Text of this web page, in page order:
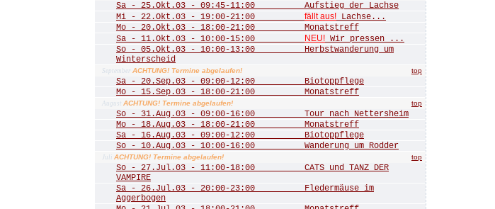
Sa - 25.Okt.03 - 09:45-11:00 Aufstieg der Lachse
Mi - 22.Okt.03 - 19:00-21:00 fällt aus! Lachse...
Mo - 20.Okt.03 - 18:00-21:00 Monatstreff
Sa - 11.Okt.03 - 10:00-15:00
NEU! Wir pressen ...
So - 05.Okt.03 - 10:00-13:00 Herbstwanderung um
Winterscheid
September ACHTUNG! Termine abgelaufen! top
Sa - 20.Sep.03 - 09:00-12:00 Biotoppflege
Mo - 15.Sep.03 - 18:00-21:00 Monatstreff
August ACHTUNG! Termine abgelaufen! top
So - 31.Aug.03 - 09:00-16:00 Tour nach Nettersheim
Mo - 18.Aug.03 - 18:00-21:00 Monatstreff
Sa - 16.Aug.03 - 09:00-12:00 Biotoppflege
So - 10.Aug.03 - 10:00-16:00 Wanderung um Rodder
Juli ACHTUNG! Termine abgelaufen! top
So - 27.Jul.03 - 11:00-18:00 CATS und TANZ DER
VAMPIRE
Sa - 26.Jul.03 - 20:00-23:00 Fledermäuse im
Aggerbogen